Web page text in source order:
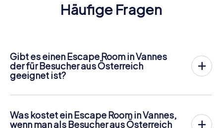
Häufige Fragen
Gibt es einen Escape Room in Vannes
der für Besucher aus Österreich
geeignet ist?
Escape Game in der Innenstadt von Vanneszu spielen!
Anders als bei einem klassischen Escape Room, bei dem
die Spieler in einen kleinen Raum eingesperrt werden,
Was kostet ein Escape Room in Vannes,
wenn man als Besucher aus Österreich